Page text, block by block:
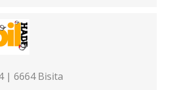
| 6664 Bisita